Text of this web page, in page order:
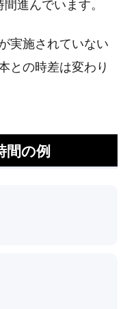
進んでいます。
実施されていない
との時差は変わり
間の例